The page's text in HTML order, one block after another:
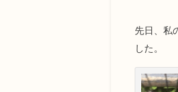
先日、私
した。